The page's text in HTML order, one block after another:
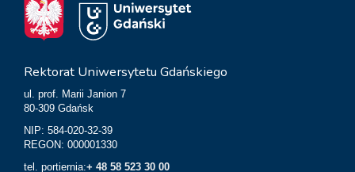
Rektorat Uniwersytetu Gdańskiego
ul. prof. Marii Janion 7
80-309 Gdańsk
NIP: 584-020-32-39
REGON: 000001330
tel. portiernia:+ 48 58 523 30 00